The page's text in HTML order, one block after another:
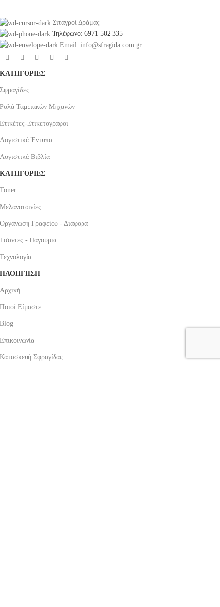
Σιταγροί Δράμας
Τηλέφωνο: 6971 502 335
Email: info@sfragida.com.gr
ΚΑΤΗΓΟΡΙΕΣ
Σφραγίδες
Ρολά Ταμειακών Μηχανών
Ετικέτες-Ετικετογράφοι
Λογιστικά Έντυπα
Λογιστικά Βιβλία
ΚΑΤΗΓΟΡΙΕΣ
Toner
Μελανοταινίες
Οργάνωση Γραφείου - Διάφορα
Τσάντες - Παγούρια
Τεχνολογία
ΠΛΟΗΓΗΣΗ
Αρχική
Ποιοί Είμαστε
Blog
Επικοινωνία
Κατασκευή Σφραγίδας